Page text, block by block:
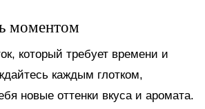
моментом
который требует времени и
каждым глотком,
новые оттенки вкуса и аромата.